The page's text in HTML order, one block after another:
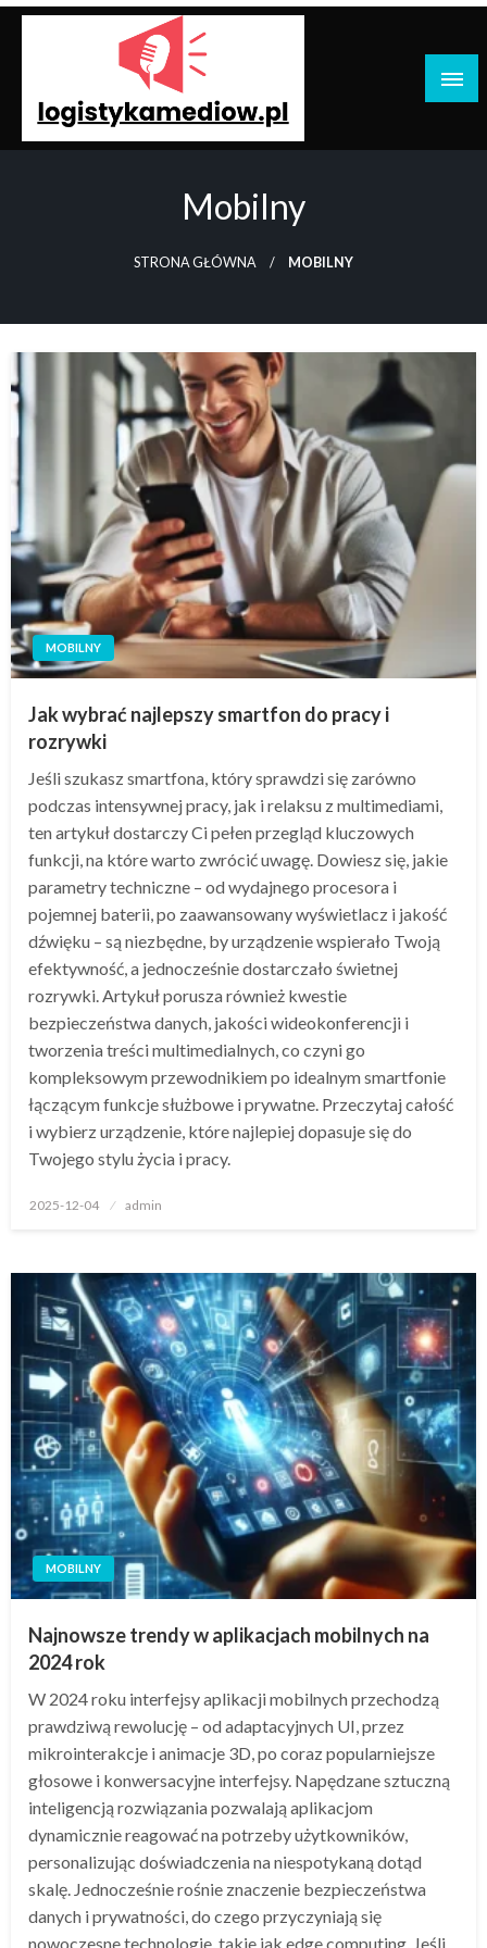
Przejdź
Mobilny
STRONA GŁÓWNA MOBILNY
MOBILNY
Jak wybrać najlepszy smartfon do pracy i
rozrywki
Jeśli szukasz smartfona, który sprawdzi się zarówno
podczas intensywnej pracy, jak i relaksu z multimediami,
ten artykuł dostarczy Ci pełen przegląd kluczowych
funkcji, na które warto zwrócić uwagę. Dowiesz się, jakie
parametry techniczne – od wydajnego procesora i
pojemnej baterii, po zaawansowany wyświetlacz i jakość
dźwięku – są niezbędne, by urządzenie wspierało Twoją
efektywność, a jednocześnie dostarczało świetnej
rozrywki. Artykuł porusza również kwestie
bezpieczeństwa danych, jakości wideokonferencji i
tworzenia treści multimedialnych, co czyni go
kompleksowym przewodnikiem po idealnym smartfonie
łączącym funkcje służbowe i prywatne. Przeczytaj całość
i wybierz urządzenie, które najlepiej dopasuje się do
Twojego stylu życia i pracy.
Opublikowane
2025-12-04 admin
MOBILNY
Najnowsze trendy w aplikacjach mobilnych na
2024 rok
W 2024 roku interfejsy aplikacji mobilnych przechodzą
prawdziwą rewolucję – od adaptacyjnych UI, przez
mikrointerakcje i animacje 3D, po coraz popularniejsze
głosowe i konwersacyjne interfejsy. Napędzane sztuczną
inteligencją rozwiązania pozwalają aplikacjom
dynamicznie reagować na potrzeby użytkowników,
personalizując doświadczenia na niespotykaną dotąd
skalę. Jednocześnie rośnie znaczenie bezpieczeństwa
danych i prywatności, do czego przyczyniają się
nowoczesne technologie, takie jak edge computing. Jeśli